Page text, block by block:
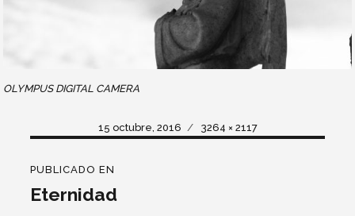
OLYMPUS DIGITAL CAMERA
Publicado
el
15 octubre, 2016
Tamaño
completo
3264 × 2117
de
entradas
PUBLICADO EN
Eternidad